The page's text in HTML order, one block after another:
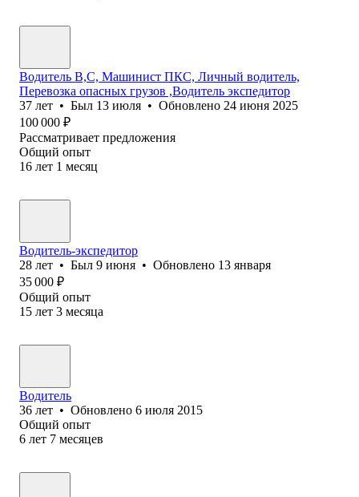
Водитель В,С, Машинист ПКС, Личный водитель,
Перевозка опасных грузов ,Водитель экспедитор
37 лет • Был 13 июля • Обновлено 24 июня 2025
100 000 ₽
Рассматривает предложения
Общий опыт
16 лет 1 месяц
Водитель-экспедитор
28 лет • Был 9 июня • Обновлено 13 января
35 000 ₽
Общий опыт
15 лет 3 месяца
Водитель
36 лет • Обновлено 6 июля 2015
Общий опыт
6 лет 7 месяцев